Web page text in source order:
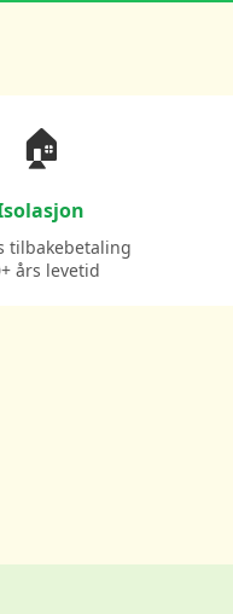
🏠
tilbakebetaling
års levetid